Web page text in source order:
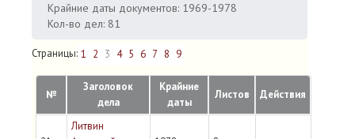
Крайние даты документов: 1969-1978
Кол-во дел: 81
Страницы: 1 2 3 4 5 6 7 8 9
№
Заголовок
дела
Крайние
даты
Листов Действия
Литвин